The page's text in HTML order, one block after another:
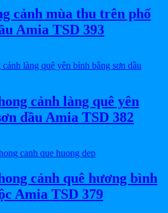
cảnh mùa thu trên phố
Amia TSD 393
cảnh làng quê yên
dầu Amia TSD 382
cảnh quê hương bình
Amia TSD 379